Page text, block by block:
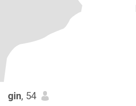
gin, 54